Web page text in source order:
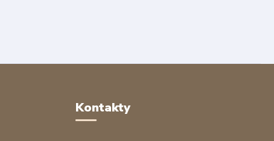
Kontakty